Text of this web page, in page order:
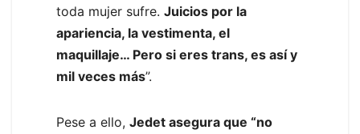
toda mujer sufre. Juicios por la
apariencia, la vestimenta, el
maquillaje… Pero si eres trans, es así y
mil veces más”.
Pese a ello, Jedet asegura que “no